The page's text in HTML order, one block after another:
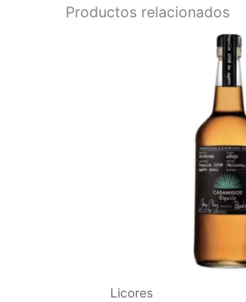
Productos relacionados
Licores